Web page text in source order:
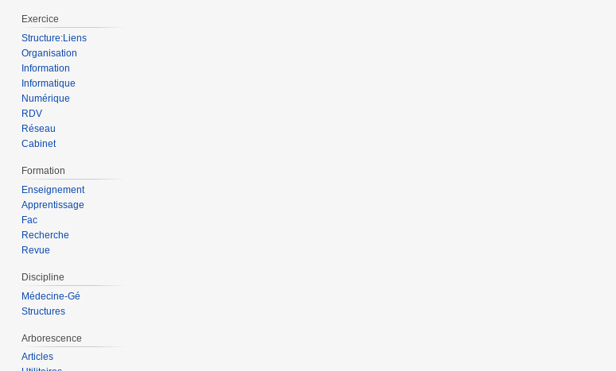
Exercice
Structure:Liens
Organisation
Information
Informatique
Numérique
RDV
Réseau
Cabinet
Formation
Enseignement
Apprentissage
Fac
Recherche
Revue
Discipline
Médecine-Gé
Structures
Arborescence
Articles